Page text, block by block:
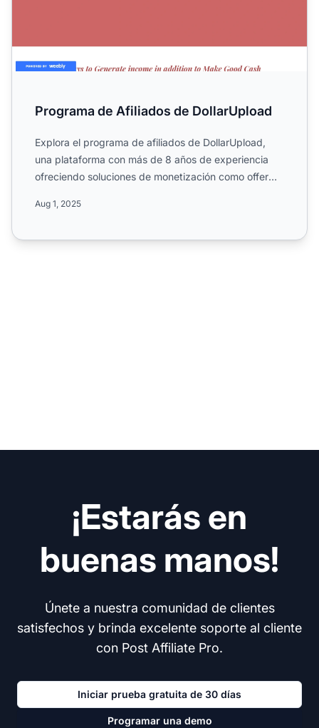
Programa de Afiliados de DollarUpload
Explora el programa de afiliados de DollarUpload,
una plataforma con más de 8 años de experiencia
ofreciendo soluciones de monetización como offer
Aug 1, 2025
¡Estarás en
buenas manos!
Únete a nuestra comunidad de clientes
satisfechos y brinda excelente soporte al cliente
con Post Affiliate Pro.
Iniciar prueba gratuita de 30 días
Programar una demo